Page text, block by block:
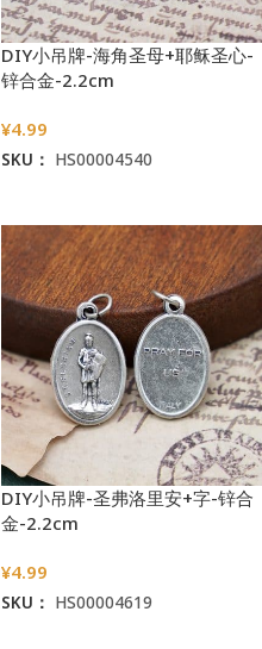
DIY小吊牌-海角圣母+耶稣圣心-
锌合金-2.2cm
¥4.99
SKU： HS00004540
DIY小吊牌-圣弗洛里安+字-锌合
金-2.2cm
¥4.99
SKU： HS00004619